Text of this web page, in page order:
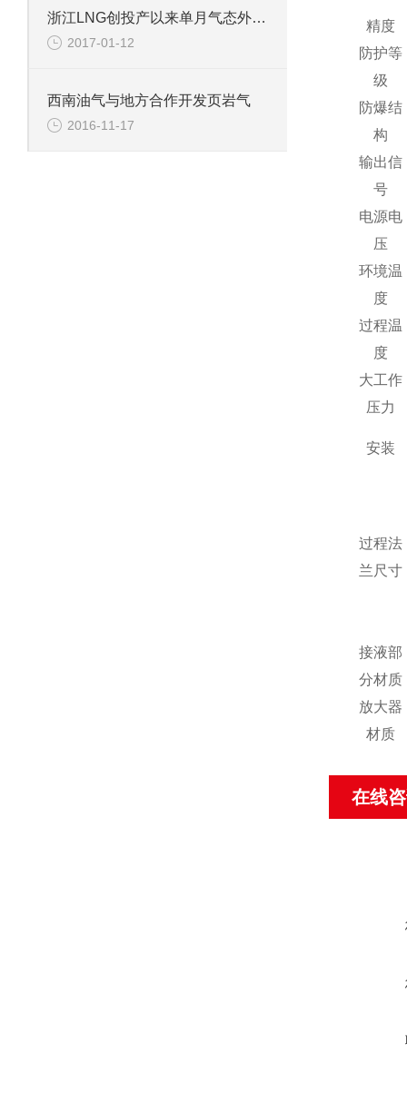
浙江LNG创投产以来单月气态外输新高
2017-01-12
西南油气与地方合作开发页岩气
2016-11-17
精度
防护等
级
防爆结
构
输出信
号
电源电
压
环境温
度
过程温
度
大工作
压力
安装
过程法
兰尺寸
接液部
分材质
放大器
材质
在线